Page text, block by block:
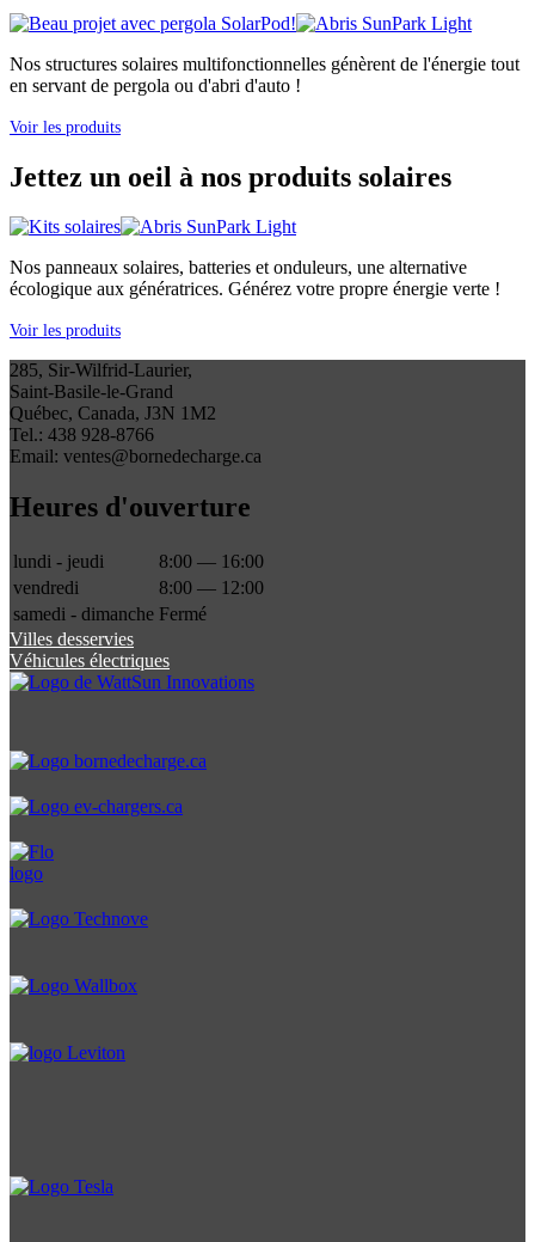
Nos structures solaires multifonctionnelles génèrent de l'énergie tout
en servant de pergola ou d'abri d'auto !
Voir les produits
Jettez un oeil à nos produits solaires
Nos panneaux solaires, batteries et onduleurs, une alternative
écologique aux génératrices. Générez votre propre énergie verte !
Voir les produits
285, Sir-Wilfrid-Laurier,
Saint-Basile-le-Grand
Québec, Canada, J3N 1M2
Tel.: 438 928-8766
Email: ventes@bornedecharge.ca
Heures d'ouverture
lundi - jeudi
8:00 — 16:00
vendredi
8:00 — 12:00
samedi - dimanche Fermé
Villes desservies
Véhicules électriques